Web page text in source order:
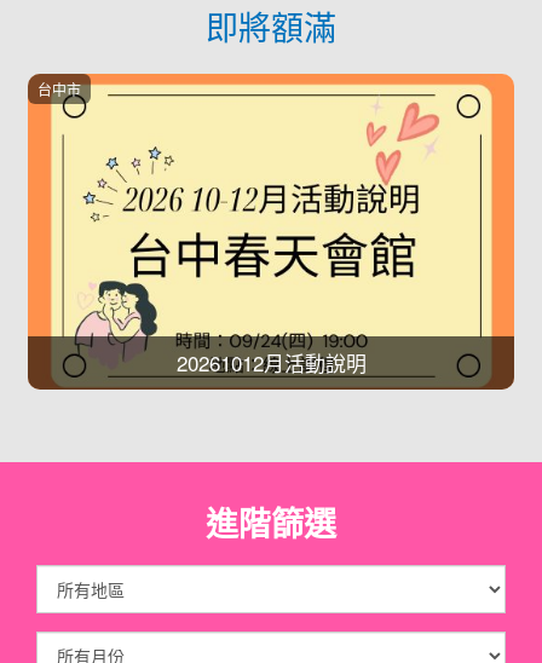
即將額滿
20261012月活動說明
台中市
進階篩選